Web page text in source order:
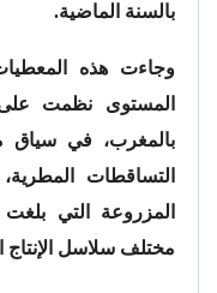
بالسنة الماضية.
وجاءت هذه
المستوى نظمت
بالمغرب، في سياق
التساقطات
مختلف سلاسل الإنتاج